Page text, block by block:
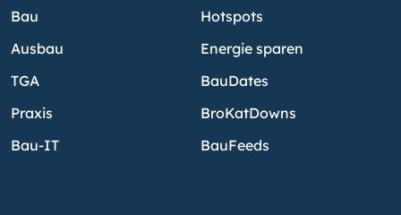
Bau
Ausbau
TGA
Praxis
Bau-IT
Hotspots
Energie sparen
BauDates
BroKatDowns
BauFeeds